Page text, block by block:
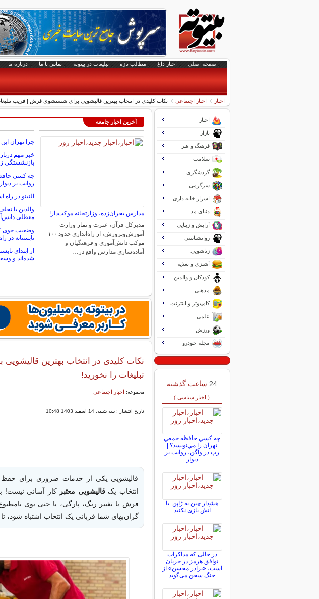
صفحه اصلی اخبار داغ مطالب تازه تبلیغات در بیتوته تماس با ما درباره ما
اخبار اخبار اجتماعی نکات کلیدی در انتخاب بهترین قالیشویی برای شستشوی فرش | فریب
آخرین اخبار جامعه
مدارس بحران‌زده، وزارتخانه موکب‌دار!
مدیرکل قرآن، عترت و نماز وزارت
آموزش‌وپرورش، از راه‌اندازی حدود ۱۰۰
موکب دانش‌آموزی و فرهنگیان و
آماده‌سازی مدارس واقع در…
چرا تهران
خبر مهم
بازنشستگی
چه كسي
روايت بر ديوار
النینو در
والدین با
معطلی
تابستانه در راه ۱۱
از ابتدای
شده‌اند و
نکات کلیدی در انتخاب بهترین
تبلیغات را نخورید!
مجموعه: اخبار اجتماعی
تاریخ انتشار : سه شنبه, 14 اسفند 1403 10:48
قالیشویی یکی از خدمات ضروری برای
انتخاب یک قالیشویی معتبر کار آسانی نیست!
فرش با تغییر رنگ، پارگی، یا حتی بوی
گران‌بهای شما قربانی یک انتخاب اشتباه شود، تا
اخبار
بازار
فرهنگ و هنر
سلامت
گردشگری
سرگرمی
اسرار خانه داری
دنیای مد
آرایش و زیبایی
روانشناسی
زناشویی
آشپزی و تغذیه
کودکان و والدین
مذهبی
کامپیوتر و اینترنت
علمی
ورزش
مجله خودرو
24 ساعت گذشته
( اخبار سیاسی )
چه كسي حافظه جمعي
تهران را مي‌نويسد؟ |
رپ در واگن، روايت بر
ديوار
هشدار چین به ژاپن: با
آتش بازی نکنید
در حالی که مذاکرات
توافق هرمز در جریان
است، «برادر محسن» از
جنگ سخن می‌گوید